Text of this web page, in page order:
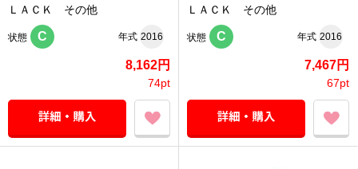
ＬＡＣＫ その他
状態 C 年式 2016
8,162円
74pt
ＬＡＣＫ その他
状態 C 年式 2016
7,467円
67pt